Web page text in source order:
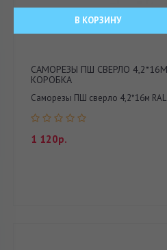
В КОРЗИНУ
САМОРЕЗЫ ПШ СВЕРЛО
КОРОБКА
Саморезы ПШ сверло 4,2*16м
1 120р.